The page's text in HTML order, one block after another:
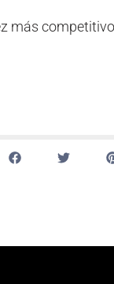
más competitivo